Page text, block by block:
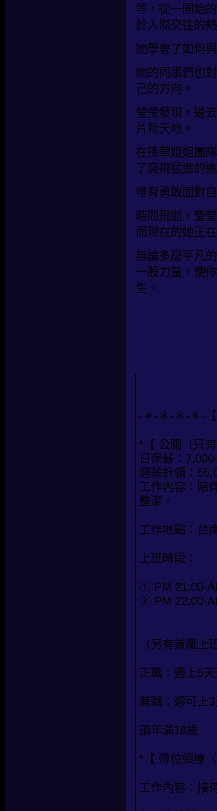
等，從一開始
於人際交往的
她學會了如何
她的同事們也
己的方向。
瑩瑩發現，過
片新天地。
在孫華姐姐團
了突飛猛進的
唯有勇敢面對
時間飛逝，瑩
而現在的她正
無論多麼平凡
一股力量，使
生。
-＊-＊-＊-＊-
*【 公關（只
日保薪：
週薪計領：
工作內容：陪
整潔。
工作地點：台
上班時段：
① PM 21:00-
② PM 22:00-
（另有兼職上
正職：週上5
兼職：週可上
須年滿18歲
*【 帶位領檯
工作內容：接